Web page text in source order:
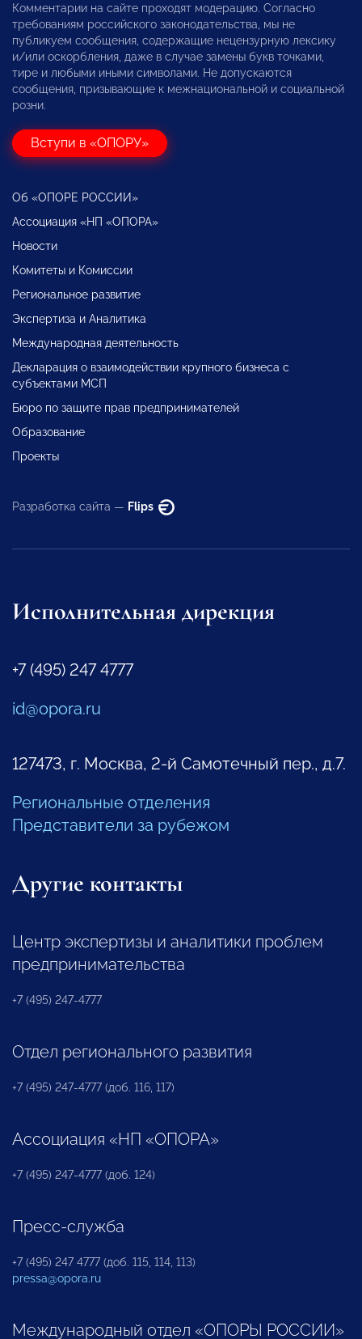
Комментарии на сайте проходят модерацию. Согласно
требованиям российского законодательства, мы не
публикуем сообщения, содержащие нецензурную лексику
и/или оскорбления, даже в случае замены букв точками,
тире и любыми иными символами. Не допускаются
сообщения, призывающие к межнациональной и социальной
розни.
Вступи в «ОПОРУ»
Об «ОПОРЕ РОССИИ»
Ассоциация «НП «ОПОРА»
Новости
Комитеты и Комиссии
Региональное развитие
Экспертиза и Аналитика
Международная деятельность
Декларация о взаимодействии крупного бизнеса с
субъектами МСП
Бюро по защите прав предпринимателей
Образование
Проекты
Разработка сайта — Flips
Исполнительная дирекция
+7 (495) 247 4777
id@opora.ru
127473, г. Москва, 2-й Самотечный пер., д.7.
Региональные отделения
Представители за рубежом
Другие контакты
Центр экспертизы и аналитики проблем
предпринимательства
+7 (495) 247-4777
Отдел регионального развития
+7 (495) 247-4777 (доб. 116, 117)
Ассоциация «НП «ОПОРА»
+7 (495) 247-4777 (доб. 124)
Пресс-служба
+7 (495) 247 4777 (доб. 115, 114, 113)
pressa@opora.ru
Международный отдел «ОПОРЫ РОССИИ»